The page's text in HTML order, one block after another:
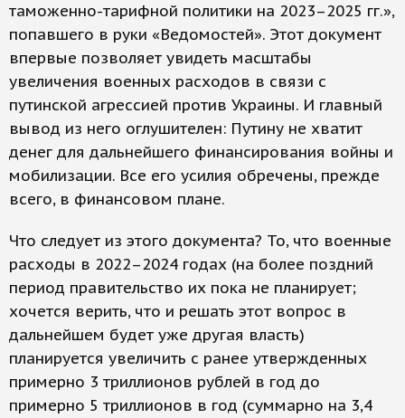
таможенно-тарифной политики на 2023–2025 гг.»,
попавшего в руки «Ведомостей». Этот документ
впервые позволяет увидеть масштабы
увеличения военных расходов в связи с
путинской агрессией против Украины. И главный
вывод из него оглушителен: Путину не хватит
денег для дальнейшего финансирования войны и
мобилизации. Все его усилия обречены, прежде
всего, в финансовом плане.
Что следует из этого документа? То, что военные
расходы в 2022–2024 годах (на более поздний
период правительство их пока не планирует;
хочется верить, что и решать этот вопрос в
дальнейшем будет уже другая власть)
планируется увеличить с ранее утвержденных
примерно 3 триллионов рублей в год до
примерно 5 триллионов в год (суммарно на 3,4